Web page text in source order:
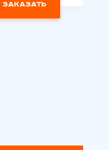
Заказать